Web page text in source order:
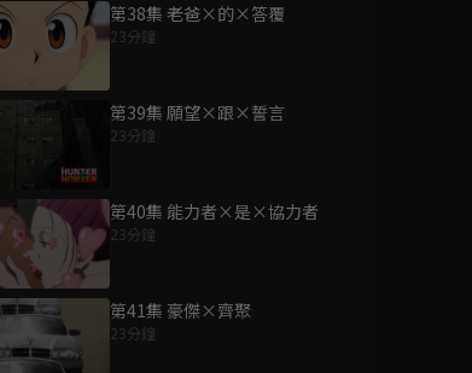
第38集 老爸×的×答覆
23分鐘
第39集 願望×跟×誓言
23分鐘
第40集 能力者×是×協力者
23分鐘
第41集 豪傑×齊聚
23分鐘